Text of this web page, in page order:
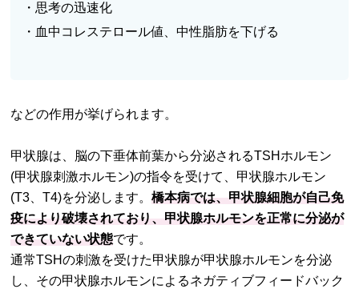
・思考の迅速化
・血中コレステロール値、中性脂肪を下げる
などの作用が挙げられます。
甲状腺は、脳の下垂体前葉から分泌されるTSHホルモン
(甲状腺刺激ホルモン)の指令を受けて、甲状腺ホルモン
(T3、T4)を分泌します。橋本病では、甲状腺細胞が自己免
疫により破壊されており、甲状腺ホルモンを正常に分泌が
できていない状態です。
通常TSHの刺激を受けた甲状腺が甲状腺ホルモンを分泌
し、その甲状腺ホルモンによるネガティブフィードバック